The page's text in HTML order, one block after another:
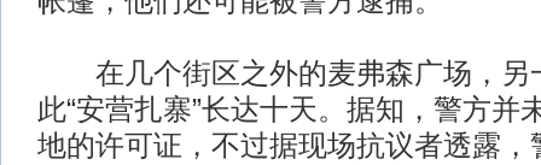
在几个街区之外的麦弗森广场，另
此“安营扎寨”长达十天。据知，警方并
地的许可证，不过据现场抗议者透露，